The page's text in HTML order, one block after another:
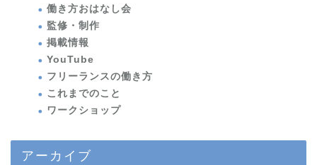
働き方おはなし会
監修・制作
掲載情報
YouTube
フリーランスの働き方
これまでのこと
ワークショップ
アーカイブ